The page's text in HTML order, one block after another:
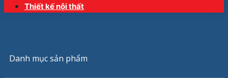
Thiết kế nội thất
Danh mục sản phẩm